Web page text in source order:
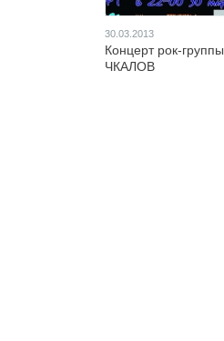
30.03.2013
Концерт рок-группы
ЧКАЛОВ